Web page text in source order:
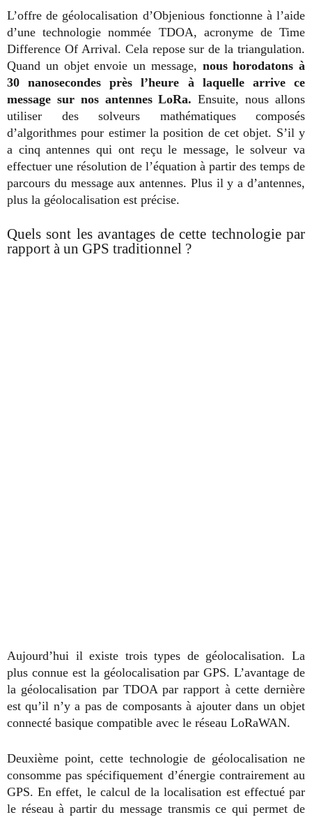
L’offre de géolocalisation d’Objenious fonctionne à l’aide
d’une technologie nommée TDOA, acronyme de Time
Difference Of Arrival. Cela repose sur de la triangulation.
Quand un objet envoie un message, nous horodatons à
30 nanosecondes près l’heure à laquelle arrive ce
message sur nos antennes LoRa. Ensuite, nous allons
utiliser des solveurs mathématiques composés
d’algorithmes pour estimer la position de cet objet. S’il y
a cinq antennes qui ont reçu le message, le solveur va
effectuer une résolution de l’équation à partir des temps de
parcours du message aux antennes. Plus il y a d’antennes,
plus la géolocalisation est précise.
Quels sont les avantages de cette technologie par
rapport à un GPS traditionnel ?
Aujourd’hui il existe trois types de géolocalisation. La
plus connue est la géolocalisation par GPS. L’avantage de
la géolocalisation par TDOA par rapport à cette dernière
est qu’il n’y a pas de composants à ajouter dans un objet
connecté basique compatible avec le réseau LoRaWAN.
Deuxième point, cette technologie de géolocalisation ne
consomme pas spécifiquement d’énergie contrairement au
GPS. En effet, le calcul de la localisation est effectué par
le réseau à partir du message transmis ce qui permet de